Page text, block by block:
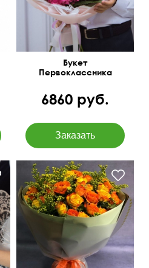
Букет
Первокласcника
6860 руб.